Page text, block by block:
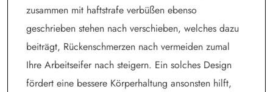
zusammen mit haftstrafe verbüßen ebenso
geschrieben stehen nach verschieben, welches dazu
beiträgt, Rückenschmerzen nach vermeiden zumal
Ihre Arbeitseifer nach steigern. Ein solches Design
fördert eine bessere Körperhaltung ansonsten hilft,